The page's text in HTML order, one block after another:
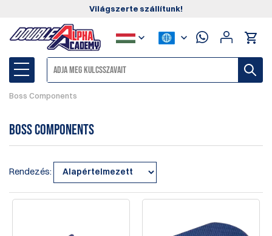
Világszerte szállítunk!
Boss Components
Boss Components
Rendezés: